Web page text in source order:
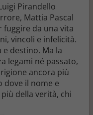
Pirandello
Mattia Pascal
fuggire da una vita
vincoli e infelicità.
destino. Ma la
legami né passato,
ancora più
dove il nome e
della verità, chi